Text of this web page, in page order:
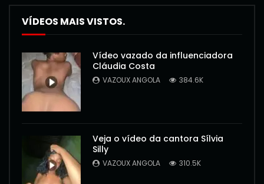
VÍDEOS MAIS VISTOS.
Vídeo vazado da influenciadora
Cláudia Costa
VAZOUX ANGOLA 384.6K
Veja o vídeo da cantora Sílvia
Silly
VAZOUX ANGOLA 310.5K